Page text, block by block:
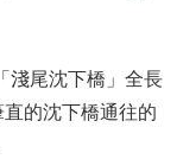
淺尾沈下橋」全長
的沈下橋通往的